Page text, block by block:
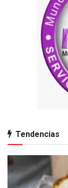
Tendencias